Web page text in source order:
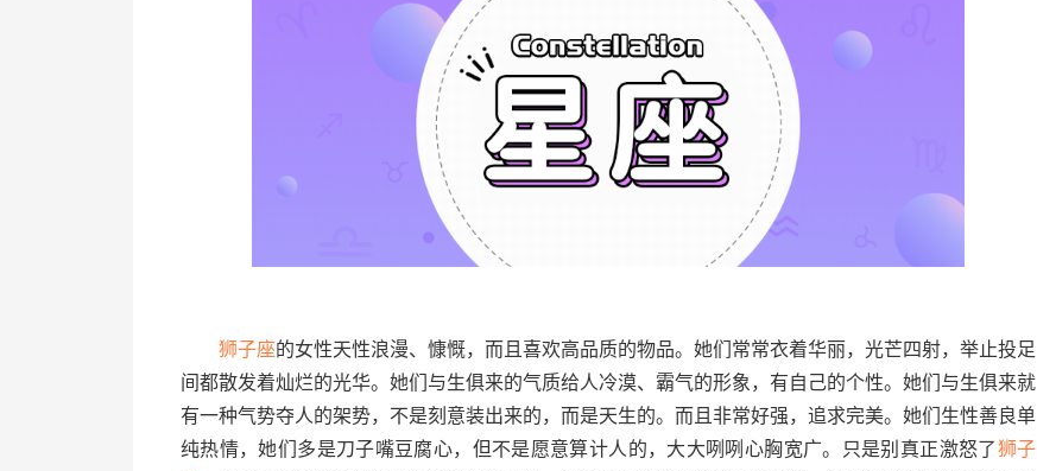
狮子座的女性天性浪漫、慷慨，而且喜欢高品质的物品。她们常常衣着华丽，光芒四射，举止投足
间都散发着灿烂的光华。她们与生俱来的气质给人冷漠、霸气的形象，有自己的个性。她们与生俱来就
有一种气势夺人的架势，不是刻意装出来的，而是天生的。而且非常好强，追求完美。她们生性善良单
纯热情，她们多是刀子嘴豆腐心，但不是愿意算计人的，大大咧咧心胸宽广。只是别真正激怒了狮子